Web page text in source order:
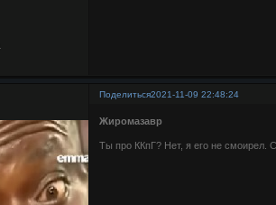
Поделиться2021-11-09 22:48:24
Жиромазавр
Ты про ККпГ? Нет, я его не смоирел.